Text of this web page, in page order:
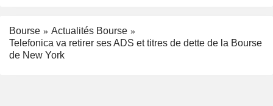
Bourse
Actualités Bourse
Telefonica va retirer ses ADS et titres de dette de la Bourse
de New York